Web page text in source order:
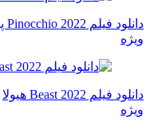
دانلود فیلم Pinocchio 2022 پینوکیو
ویژه
دانلود فیلم Beast 2022 هیولا
ویژه